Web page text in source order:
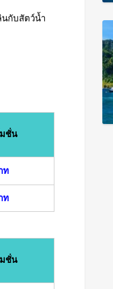
นกับสัตว์น้ำ
ชั่น
ท
ท
ชั่น